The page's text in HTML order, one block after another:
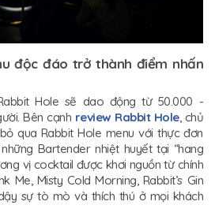
độc đáo trở thành điểm nhấn
Hole sẽ dao động từ 50.000 -
Bên cạnh review Rabbit Hole, chủ
qua Rabbit Hole menu với thực đơn
Bartender nhiệt huyết tại “hang
vị cocktail được khơi nguồn từ chính
Me, Misty Cold Morning, Rabbit’s Gin
sự tò mò và thích thú ở mọi khách